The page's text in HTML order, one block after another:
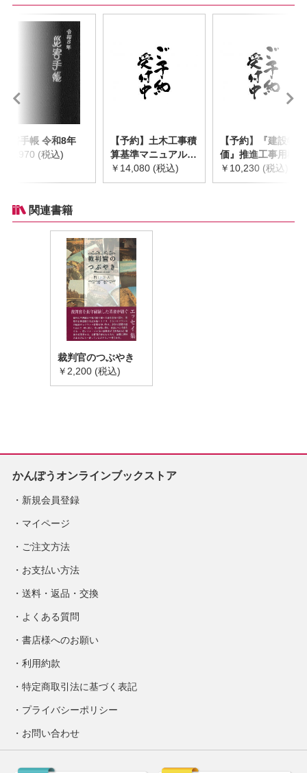
災害手帳 令和8年
￥2,970 (税込)
【予約】土木工事積
算基準マニュアル
令和8年度版
※2026年8月下旬発
￥14,080 (税込)
【予約】『建設物
価』推進工事用機械
器具等基礎価格表
2026年度版
￥10,230 (税込)
関連書籍
裁判官のつぶやき
￥2,200 (税込)
かんぽうオンラインブックストア
新規会員登録
マイページ
ご注文方法
お支払い方法
送料・返品・交換
よくある質問
書店様へのお願い
利用約款
特定商取引法に基づく表記
プライバシーポリシー
お問い合わせ